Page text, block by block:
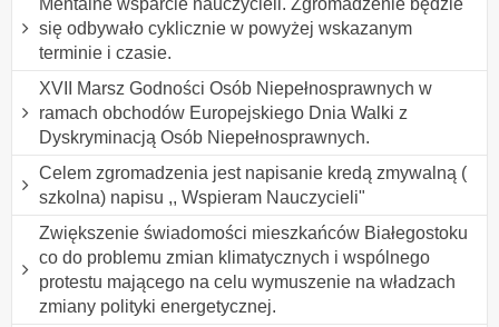
się odbywało cyklicznie w powyżej wskazanym
terminie i czasie.
XVII Marsz Godności Osób Niepełnosprawnych w
ramach obchodów Europejskiego Dnia Walki z
Dyskryminacją Osób Niepełnosprawnych.
Celem zgromadzenia jest napisanie kredą zmywalną (
szkolna) napisu ,, Wspieram Nauczycieli"
Zwiększenie świadomości mieszkańców Białegostoku
co do problemu zmian klimatycznych i wspólnego
protestu mającego na celu wymuszenie na władzach
zmiany polityki energetycznej.